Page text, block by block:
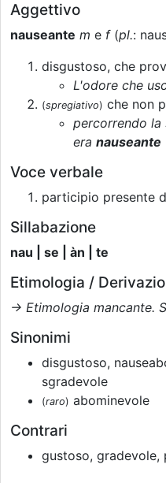
Aggettivo
nauseante m e f(pl.:
disgustoso, che
L'odore che
(spregiativo) che non
percorrendo la
era nauseante
Voce verbale
participio presente
Sillabazione
nau | se | àn | te
Etimologia /
→ Etimologia mancante.
Sinonimi
disgustoso,
sgradevole
(raro) abominevole
Contrari
gustoso, gradevole,